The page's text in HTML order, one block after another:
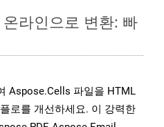
온라인으로 변환: 빠
Aspose.Cells 파일을 HTML
로를 개선하세요. 이 강력한